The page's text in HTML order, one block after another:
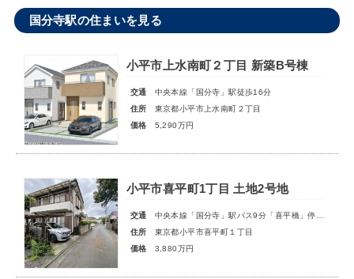
国分寺駅の住まいを見る
小平市上水南町２丁目 新築B号棟
交通
中央本線「国分寺」駅徒歩16分
住所
東京都小平市上水南町２丁目
価格
5,290万円
小平市喜平町1丁目 土地2号地
交通
中央本線「国分寺」駅バス9分「喜平橋」停歩5分
住所
東京都小平市喜平町１丁目
価格
3,880万円